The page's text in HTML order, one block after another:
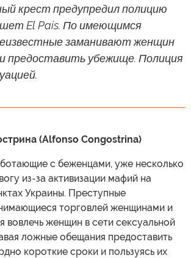
крест предупредил полицию
El País. По имеющимся
заманивают женщин
предоставить убежище. Полиция
(Alfonso Congostrina)
с беженцами, уже несколько
из-за активизации мафий на
Украины. Преступные
торговлей женщинами и
вовлечь женщин в сети сексуальной
ложные обещания предоставить
короткие сроки и пользуясь их